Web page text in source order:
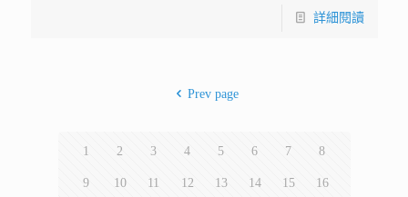
詳細閱讀
Prev page
1 2 3 4 5 6 7 8
9 10 11 12 13 14 15 16